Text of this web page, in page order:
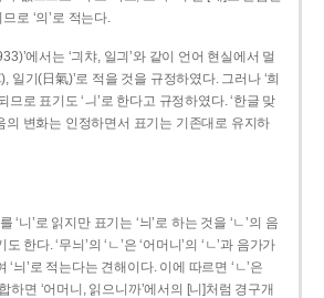
로 ‘의’로 적는다.
에서는 ‘긔챠, 일긔’와 같이 언어 현실에서 멀
일기(日氣)’로 적을 것을 규정하였다. 그러나 ‘희
므로 표기도 ‘ㅢ’로 한다고 규정하였다. ‘한글 맞
의 변화는 인정하면서 표기는 기존대로 유지하
‘니’로 읽지만 표기는 ‘늬’로 하는 것을 ‘ㄴ’의 음
한다. ‘무늬’의 ‘ㄴ’은 ‘어머니’의 ‘ㄴ’과 음가가
늬’로 적는다는 견해이다. 이에 따르면 ‘ㄴ’은
하면 ‘어머니, 읽으니까’에서의 [니]처럼 경구개